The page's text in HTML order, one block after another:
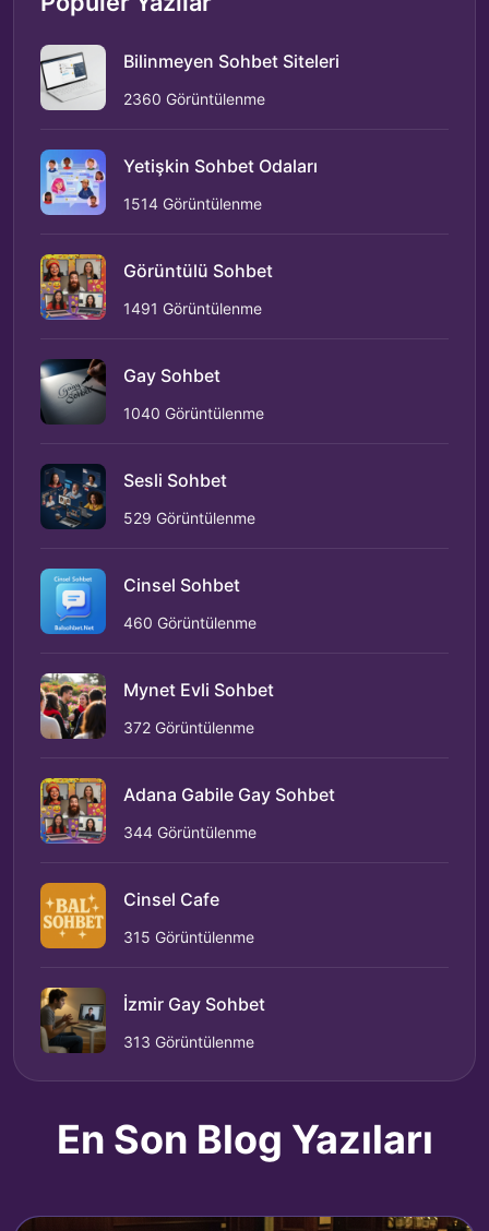
Bilinmeyen Sohbet Siteleri
2360 Görüntülenme
Yetişkin Sohbet Odaları
1514 Görüntülenme
Görüntülü Sohbet
1491 Görüntülenme
Gay Sohbet
1040 Görüntülenme
Sesli Sohbet
529 Görüntülenme
Cinsel Sohbet
460 Görüntülenme
Mynet Evli Sohbet
372 Görüntülenme
Adana Gabile Gay Sohbet
344 Görüntülenme
Cinsel Cafe
315 Görüntülenme
İzmir Gay Sohbet
313 Görüntülenme
En Son Blog Yazıları